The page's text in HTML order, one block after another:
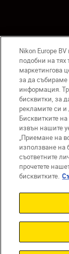
ЕДНО
Nikon Europe
подобни на тях
маркетингова
за да събираме
информация.
бисквитки, за
рекламите си
Бисквитките
извън нашите
„Приемане на
използване на
съответните
прочетете
бисквитките.